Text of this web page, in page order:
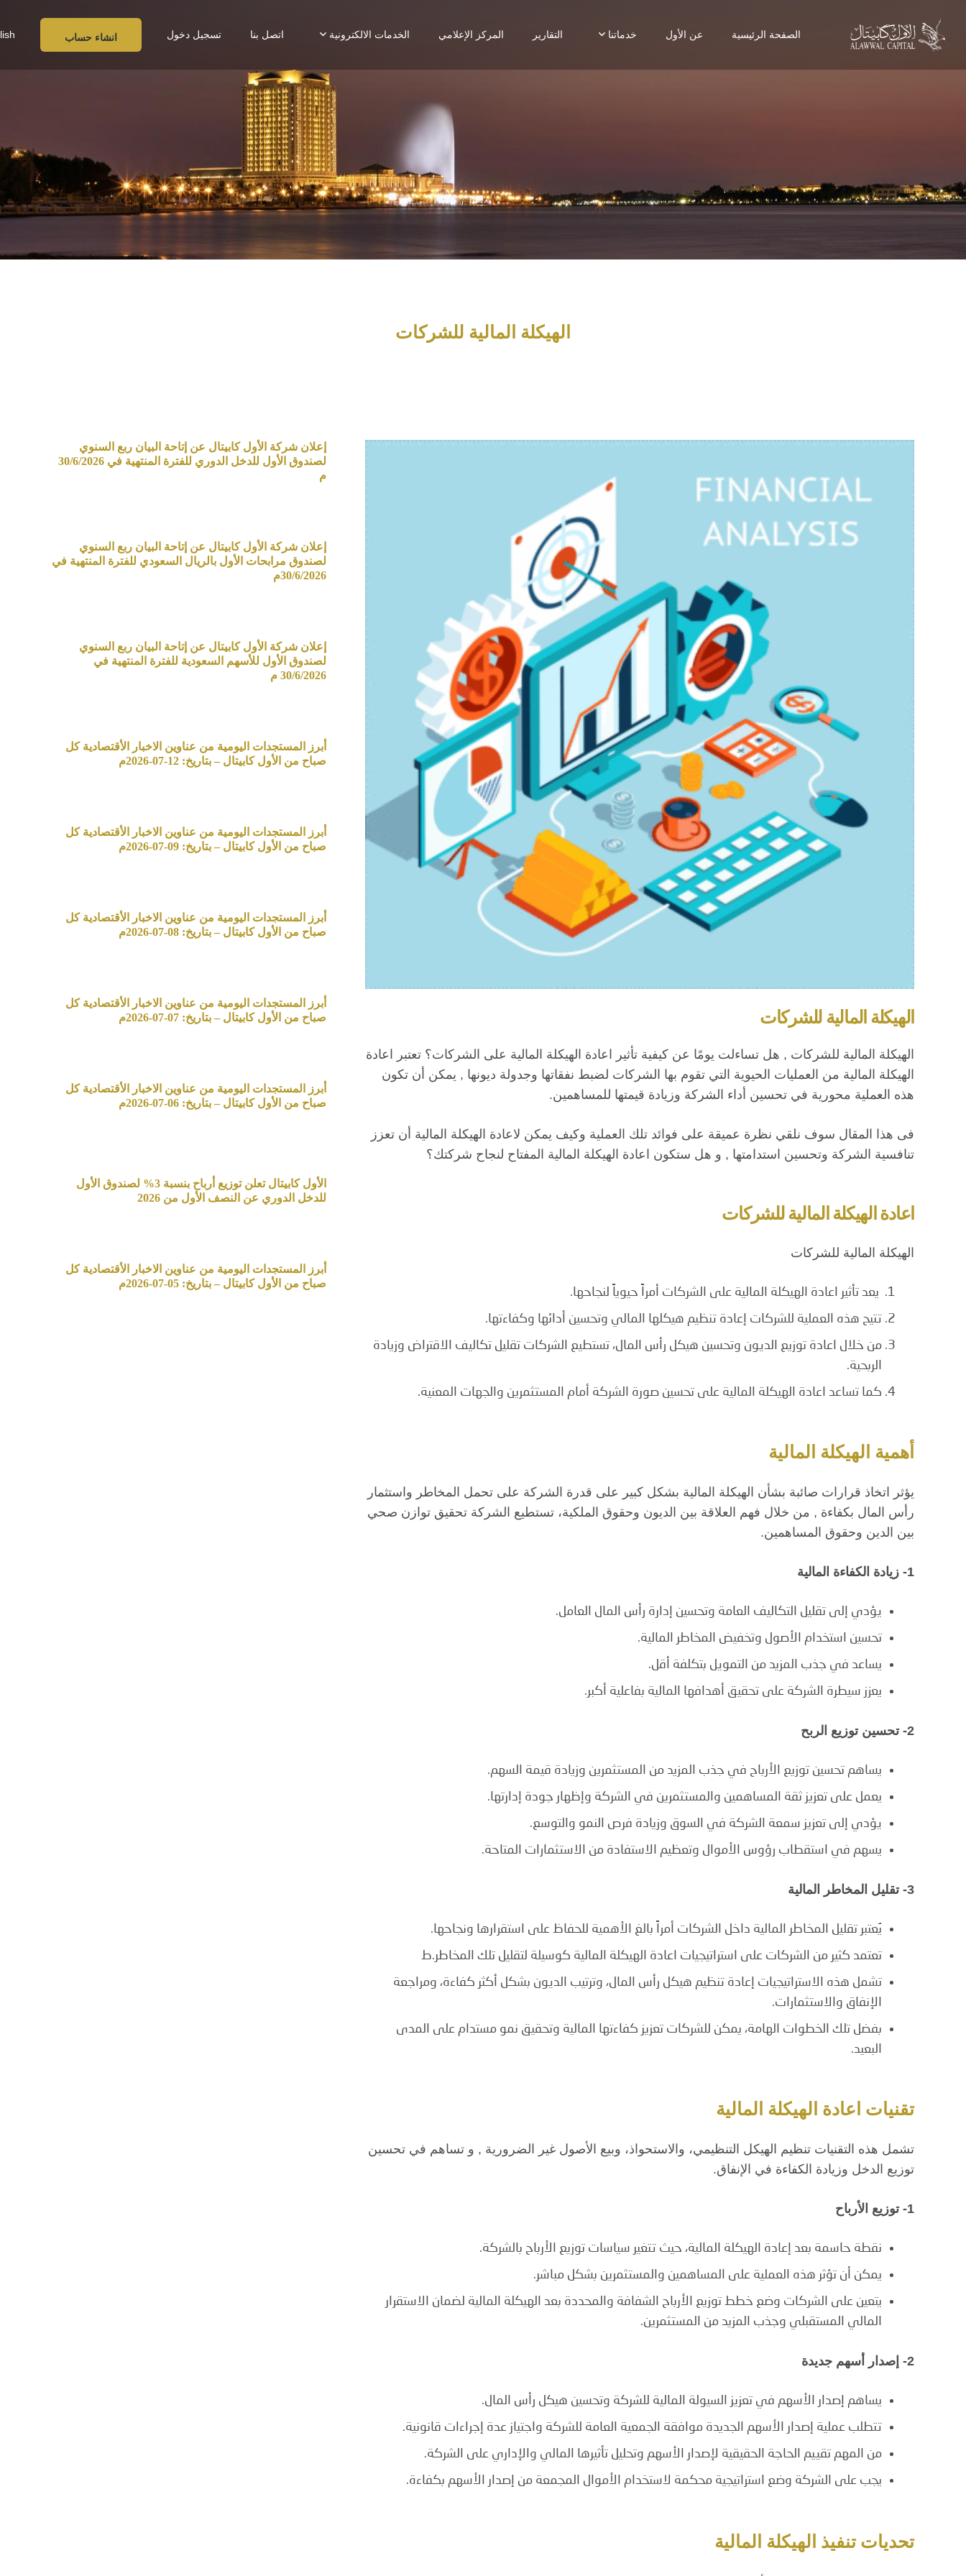
الصفحة الرئيسية عن الأول خدماتنا التقارير المركز الإعلامي الخدمات الالكترونية اتصل بنا تسجيل دخول انشاء حساب
الهيكلة المالية للشركات
الهيكلة المالية للشركات
الهيكلة المالية للشركات , هل تساءلت يومًا عن كيفية تأثير اعادة الهيكلة المالية على الشركات؟ تعتبر اعادة
الهيكلة المالية من العمليات الحيوية التي تقوم بها الشركات لضبط نفقاتها وجدولة ديونها , يمكن أن تكون
هذه العملية محورية في تحسين أداء الشركة وزيادة قيمتها للمساهمين.
فى هذا المقال سوف نلقي نظرة عميقة على فوائد تلك العملية وكيف يمكن لاعادة الهيكلة المالية أن تعزز
تنافسية الشركة وتحسين استدامتها , و هل ستكون اعادة الهيكلة المالية المفتاح لنجاح شركتك؟
اعادة الهيكلة المالية للشركات
الهيكلة المالية للشركات
يعد تأثير اعادة الهيكلة المالية على الشركات أمراً حيوياً لنجاحها.
تتيح هذه العملية للشركات إعادة تنظيم هيكلها المالي وتحسين أدائها وكفاءتها.
من خلال اعادة توزيع الديون وتحسين هيكل رأس المال، تستطيع الشركات تقليل تكاليف الاقتراض وزيادة
الربحية.
كما تساعد اعادة الهيكلة المالية على تحسين صورة الشركة أمام المستثمرين والجهات المعنية.
أهمية الهيكلة المالية
يؤثر اتخاذ قرارات صائبة بشأن الهيكلة المالية بشكل كبير على قدرة الشركة على تحمل المخاطر واستثمار
رأس المال بكفاءة , من خلال فهم العلاقة بين الديون وحقوق الملكية، تستطيع الشركة تحقيق توازن صحي
بين الدين وحقوق المساهمين.
1- زيادة الكفاءة المالية
يؤدي إلى تقليل التكاليف العامة وتحسين إدارة رأس المال العامل.
تحسين استخدام الأصول وتخفيض المخاطر المالية.
يساعد في جذب المزيد من التمويل بتكلفة أقل.
يعزز سيطرة الشركة على تحقيق أهدافها المالية بفاعلية أكبر.
2- تحسين توزيع الربح
يساهم تحسين توزيع الأرباح في جذب المزيد من المستثمرين وزيادة قيمة السهم.
يعمل على تعزيز ثقة المساهمين والمستثمرين في الشركة وإظهار جودة إدارتها.
يؤدي إلى تعزيز سمعة الشركة في السوق وزيادة فرص النمو والتوسع.
يسهم في استقطاب رؤوس الأموال وتعظيم الاستفادة من الاستثمارات المتاحة.
3- تقليل المخاطر المالية
يُعتبر تقليل المخاطر المالية داخل الشركات أمراً بالغ الأهمية للحفاظ على استقرارها ونجاحها.
تعتمد كثير من الشركات على استراتيجيات اعادة الهيكلة المالية كوسيلة لتقليل تلك المخاطر.ط
تشمل هذه الاستراتيجيات إعادة تنظيم هيكل رأس المال، وترتيب الديون بشكل أكثر كفاءة، ومراجعة
الإنفاق والاستثمارات.
بفضل تلك الخطوات الهامة، يمكن للشركات تعزيز كفاءتها المالية وتحقيق نمو مستدام على المدى
البعيد.
تقنيات اعادة الهيكلة المالية
تشمل هذه التقنيات تنظيم الهيكل التنظيمي، والاستحواذ، وبيع الأصول غير الضرورية , و تساهم في تحسين
توزيع الدخل وزيادة الكفاءة في الإنفاق.
1- توزيع الأرباح
نقطة حاسمة بعد إعادة الهيكلة المالية، حيث تتغير سياسات توزيع الأرباح بالشركة.
يمكن أن تؤثر هذه العملية على المساهمين والمستثمرين بشكل مباشر.
يتعين على الشركات وضع خطط توزيع الأرباح الشفافة والمحددة بعد الهيكلة المالية لضمان الاستقرار
المالي المستقبلي وجذب المزيد من المستثمرين.
2- إصدار أسهم جديدة
يساهم إصدار الأسهم في تعزيز السيولة المالية للشركة وتحسين هيكل رأس المال.
تتطلب عملية إصدار الأسهم الجديدة موافقة الجمعية العامة للشركة واجتياز عدة إجراءات قانونية.
من المهم تقييم الحاجة الحقيقية لإصدار الأسهم وتحليل تأثيرها المالي والإداري على الشركة.
يجب على الشركة وضع استراتيجية محكمة لاستخدام الأموال المجمعة من إصدار الأسهم بكفاءة.
تحديات تنفيذ الهيكلة المالية
إعلان شركة الأول كابيتال عن إتاحة البيان ربع السنوي
م
إعلان شركة الأول كابيتال عن إتاحة البيان ربع السنوي
لصندوق مرابحات الأول بالريال السعودي للفترة المنتهية في
30/6/2026م
إعلان شركة الأول كابيتال عن إتاحة البيان ربع السنوي
لصندوق الأول للأسهم السعودية للفترة المنتهية في
30/6/2026 م
أبرز المستجدات اليومية من عناوين الاخبار الأقتصادية كل
صباح من الأول كابيتال – بتاريخ: 12-07-2026م
أبرز المستجدات اليومية من عناوين الاخبار الأقتصادية كل
صباح من الأول كابيتال – بتاريخ: 09-07-2026م
أبرز المستجدات اليومية من عناوين الاخبار الأقتصادية كل
صباح من الأول كابيتال – بتاريخ: 08-07-2026م
أبرز المستجدات اليومية من عناوين الاخبار الأقتصادية كل
صباح من الأول كابيتال – بتاريخ: 07-07-2026م
أبرز المستجدات اليومية من عناوين الاخبار الأقتصادية كل
صباح من الأول كابيتال – بتاريخ: 06-07-2026م
الأول كابيتال تعلن توزيع أرباح بنسبة 3% لصندوق الأول
للدخل الدوري عن النصف الأول من 2026
أبرز المستجدات اليومية من عناوين الاخبار الأقتصادية كل
صباح من الأول كابيتال – بتاريخ: 05-07-2026م